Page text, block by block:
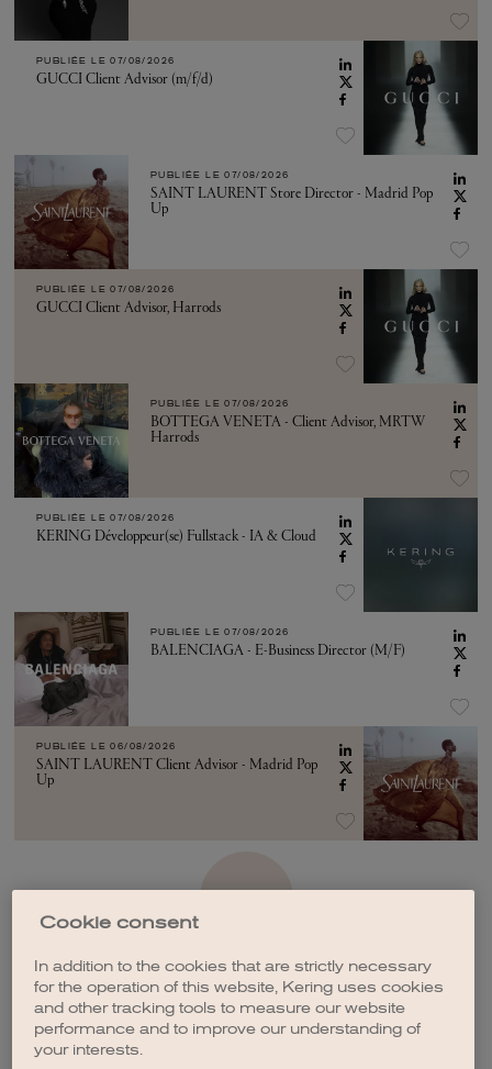
PUBLIÉE LE 07/08/2026
GUCCI Client Advisor (m/f/d)
PUBLIÉE LE 07/08/2026
SAINT LAURENT Store Director - Madrid Pop
Up
PUBLIÉE LE 07/08/2026
GUCCI Client Advisor, Harrods
PUBLIÉE LE 07/08/2026
BOTTEGA VENETA - Client Advisor, MRTW
Harrods
PUBLIÉE LE 07/08/2026
KERING Développeur(se) Fullstack - IA & Cloud
PUBLIÉE LE 07/08/2026
BALENCIAGA - E-Business Director (M/F)
PUBLIÉE LE 06/08/2026
SAINT LAURENT Client Advisor - Madrid Pop
Up
CRÉER UNE ALERTE
Cookie consent
In addition to the cookies that are strictly necessary
for the operation of this website, Kering uses cookies
and other tracking tools to measure our website
performance and to improve our understanding of
your interests.